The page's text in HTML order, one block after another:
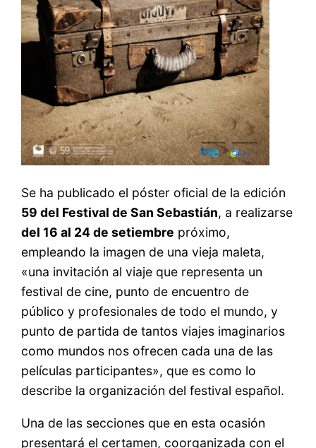
Se ha publicado el póster oficial de la edición
59 del Festival de San Sebastián, a realizarse
del 16 al 24 de setiembre próximo,
empleando la imagen de una vieja maleta,
«una invitación al viaje que representa un
festival de cine, punto de encuentro de
público y profesionales de todo el mundo, y
punto de partida de tantos viajes imaginarios
como mundos nos ofrecen cada una de las
películas participantes», que es como lo
describe la organización del festival español.
Una de las secciones que en esta ocasión
presentará el certamen, coorganizada con el